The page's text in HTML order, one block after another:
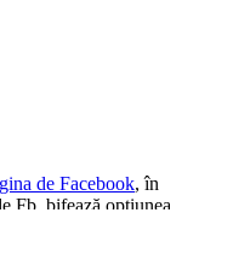
de Facebook, în
Fb, bifează opțiunea